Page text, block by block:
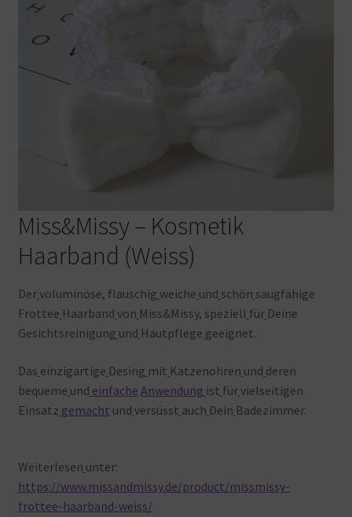
Miss&Missy – Kosmetik
Haarband (Weiss)
Dervoluminöse, flauschig weiche und schön saugfähige
Frottee Haarband von Miss&Missy, speziell für Deine
Gesichtsreinigung und Hautpflege geeignet.
Das einzigartige Desing mit Katzenohren und deren
bequeme und einfache Anwendung ist fürvielseitigen
Einsatz gemacht und versüsst auch Dein Badezimmer.
Weiterlesen unter:
https://www.missandmissy.de/product/missmissy-
frottee-haarband-weiss/